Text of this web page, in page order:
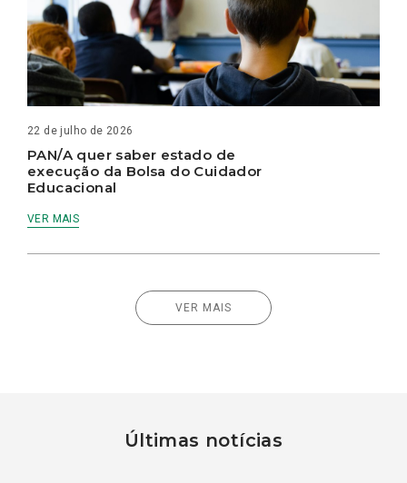
22 de julho de 2026
PAN/A quer saber estado de
execução da Bolsa do Cuidador
Educacional
VER MAIS
VER MAIS
Últimas notícias